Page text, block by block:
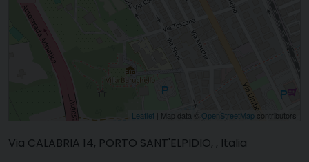
Leaflet | Map data © OpenStreetMap contributors
Via CALABRIA 14, PORTO SANT'ELPIDIO, , Italia